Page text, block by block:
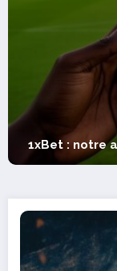
analyse pour les